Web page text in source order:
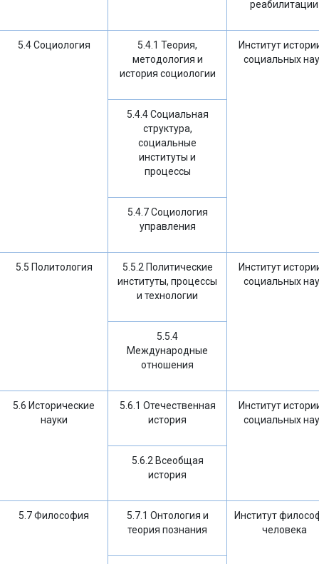
реабилитации
5.4 Социология
5.4.1 Теория,
методология и
история социологии
Институт
социальных
5.4.4 Социальная
структура,
социальные
институты и
процессы
5.4.7 Социология
управления
5.5 Политология
5.5.2 Политические
институты, процессы
и технологии
Институт
социальных
5.5.4
Международные
отношения
5.6 Исторические
науки
5.6.1 Отечественная
история
Институт
социальных
5.6.2 Всеобщая
история
5.7 Философия
5.7.1 Онтология и
теория познания
Институт
человека